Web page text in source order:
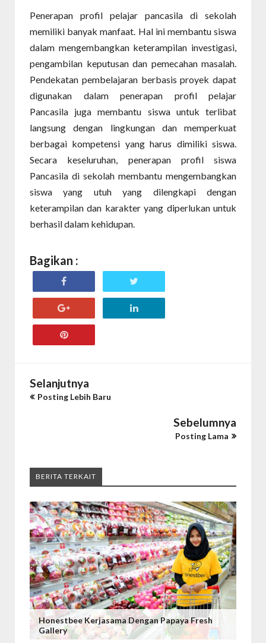
Penerapan profil pelajar pancasila di sekolah
memiliki banyak manfaat. Hal ini membantu siswa
dalam mengembangkan keterampilan investigasi,
pengambilan keputusan dan pemecahan masalah.
Pendekatan pembelajaran berbasis proyek dapat
digunakan dalam penerapan profil pelajar
Pancasila juga membantu siswa untuk terlibat
langsung dengan lingkungan dan memperkuat
berbagai kompetensi yang harus dimiliki siswa.
Secara keseluruhan, penerapan profil siswa
Pancasila di sekolah membantu mengembangkan
siswa yang utuh yang dilengkapi dengan
keterampilan dan karakter yang diperlukan untuk
berhasil dalam kehidupan.
Bagikan :
Selanjutnya
Posting Lebih Baru
Sebelumnya
Posting Lama
BERITA TERKAIT
Honestbee Kerjasama Dengan Papaya Fresh
Gallery